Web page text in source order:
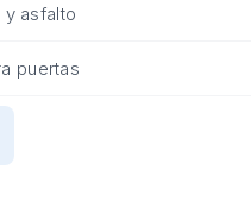
y asfalto
puertas